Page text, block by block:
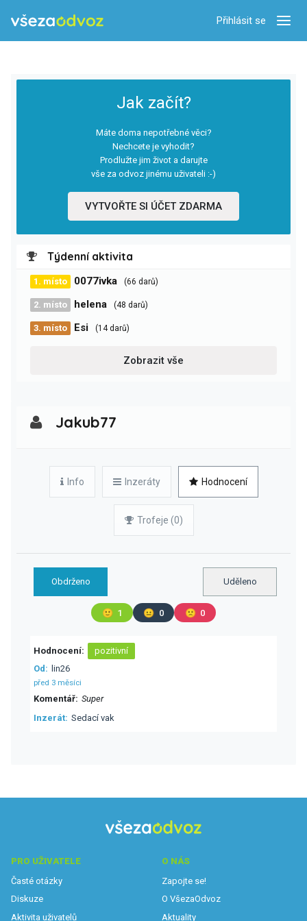
Přihlásit se
Jak začít?
Máte doma nepotřebné věci?
Nechcete je vyhodit?
Prodlužte jim život a darujte
vše za odvoz jinému uživateli :-)
VYTVOŘTE SI ÚČET ZDARMA
Týdenní aktivita
1. místo 0077ivka (66 darů)
2. místo helena (48 darů)
3. místo Esi (14 darů)
Zobrazit vše
Jakub77
Info Inzeráty Hodnocení
Trofeje (0)
Obdrženo Uděleno
🙂 1 😐 0 🙁 0
Hodnocení
pozitivní
Od
lin26
před 3 měsíci
Komentář Super
Inzerát Sedací vak
PRO UŽIVATELE
Časté otázky
Diskuze
Aktivita uživatelů
O NÁS
Zapojte se!
O VšezaOdvoz
Aktuality